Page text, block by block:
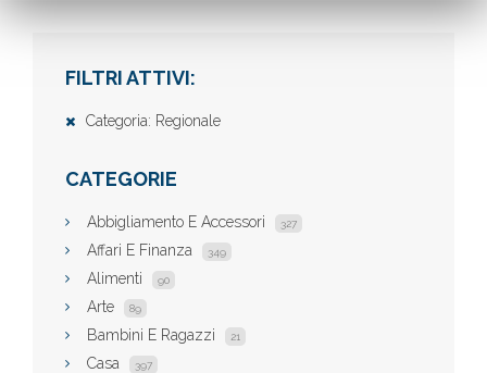
FILTRI ATTIVI:
Categoria: Regionale
CATEGORIE
Abbigliamento E Accessori 327
Affari E Finanza 349
Alimenti 90
Arte 89
Bambini E Ragazzi 21
Casa 397